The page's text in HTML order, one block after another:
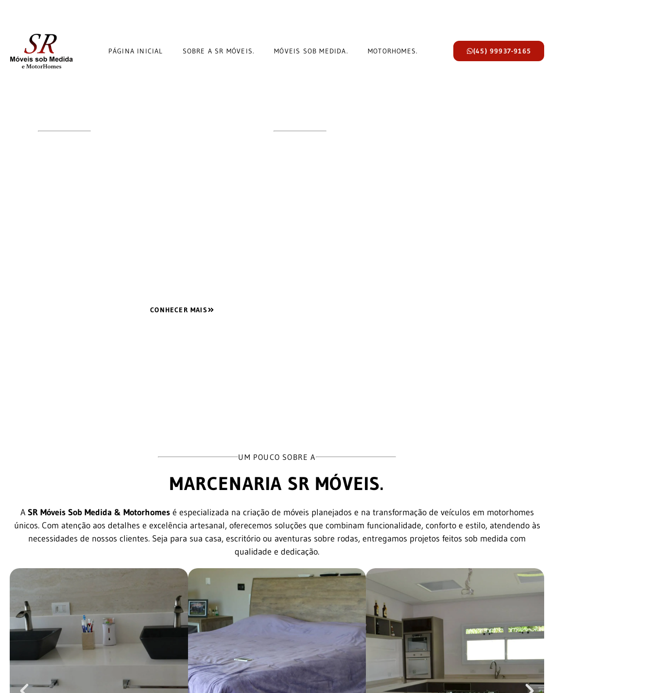
PÁGINA INICIAL SOBRE A SR MÓVEIS. MÓVEIS SOB MEDIDA. MOTORHOMES. (45) 99937-9165
CONHECER MAIS
UM POUCO SOBRE A
MARCENARIA SR MÓVEIS.
A SR Móveis Sob Medida & Motorhomesé especializada na criação de móveis planejados e na transformação de veículos em motorhomes
únicos. Com atenção aos detalhes e excelência artesanal, oferecemos soluções que combinam funcionalidade, conforto e estilo, atendendo às
necessidades de nossos clientes. Seja para sua casa, escritório ou aventuras sobre rodas, entregamos projetos feitos sob medida com
qualidade e dedicação.